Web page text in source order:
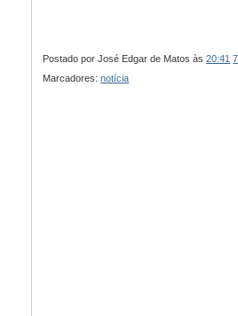
Postado porJosé Edgar de Matos às20:41
Marcadores:notícia